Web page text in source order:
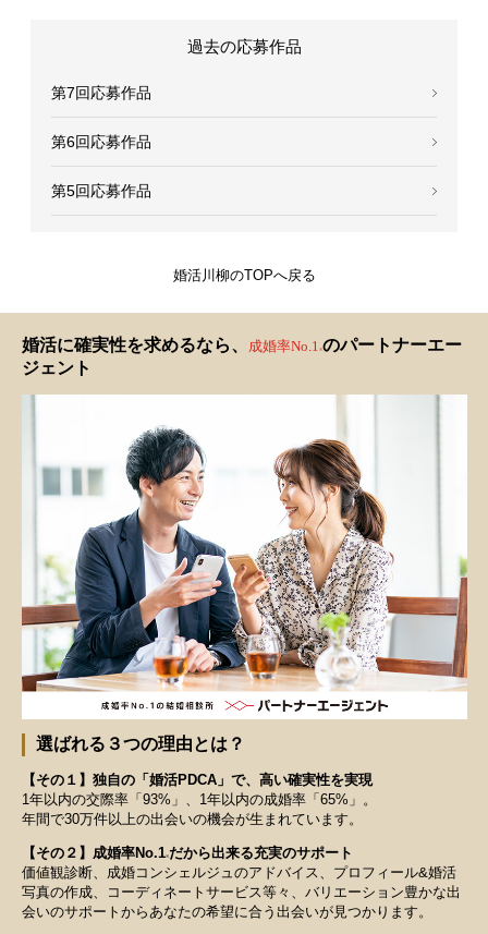
過去の応募作品
第7回応募作品
第6回応募作品
第5回応募作品
婚活川柳のTOPへ戻る
婚活に確実性を求めるなら、 成婚率No.1 ※のパートナーエー
ジェント
選ばれる３つの理由とは？
【その１】独自の「婚活PDCA」で、高い確実性を実現
1年以内の交際率「93%」、1年以内の成婚率「65%」。
年間で30万件以上の出会いの機会が生まれています。
【その２】成婚率No.1※だから出来る充実のサポート
価値観診断、成婚コンシェルジュのアドバイス、プロフィール&婚活
写真の作成、コーディネートサービス等々、バリエーション豊かな出
会いのサポートからあなたの希望に合う出会いが見つかります。